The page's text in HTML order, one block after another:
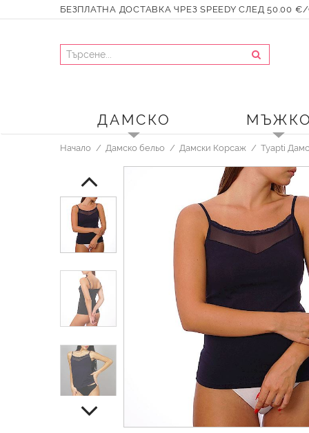
БЕЗПЛАТНА ДОСТАВКА ЧРЕЗ SPEEDY СЛЕД 50.00 €/
ДАМСКО
Начало Дамско бельо Дамски Корсаж Tyapti